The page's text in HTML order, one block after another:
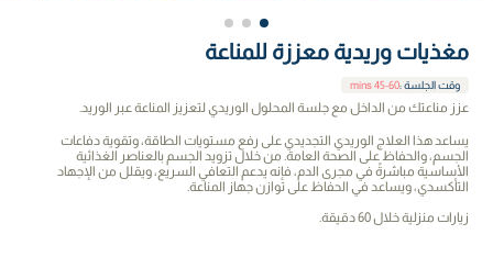
مغذيات وريدية معززة للمناعة
وقت الجلسة:
45-60 mins
عزز مناعتك من الداخل مع جلسة المحلول الوريدي لتعزيز المناعة عبر الوريد.
يساعد هذا العلاج الوريدي التجديدي على رفع مستويات الطاقة، وتقوية دفاعات
الجسم، والحفاظ على الصحة العامة. من خلال تزويد الجسم بالعناصر الغذائية
الأساسية مباشرةً في مجرى الدم، فإنه يدعم التعافي السريع، ويقلل من الإجهاد
التأكسدي، ويساعد في الحفاظ على توازن جهاز المناعة.
زيارات منزلية خلال 60 دقيقة.